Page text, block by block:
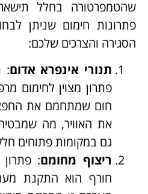
שהטמפרטורה בחלל
פתרונות חימום שניתן
הסגירה והצרכים שלכם:
תנורי אינפרא אדום:
פתרון מצוין לחימום
חום שמתחמם את
את האוויר, מה
גם במקומות פתוחים
ריצוף מחומם:
חורף הוא התקנת